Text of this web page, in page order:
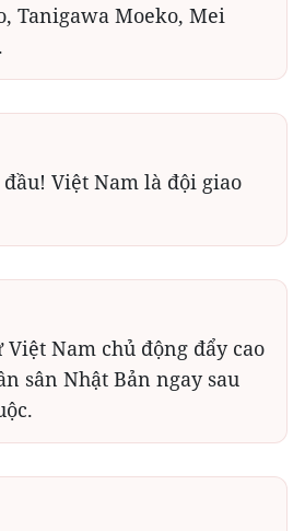
Tanigawa Moeko, Mei
Việt Nam là đội giao
Nam chủ động đẩy cao
sân Nhật Bản ngay sau